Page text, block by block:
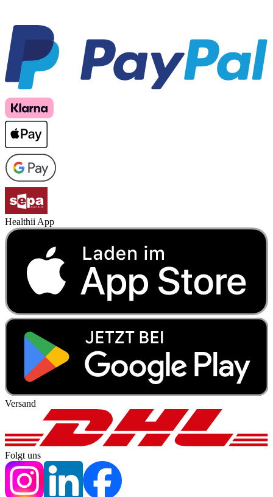
Healthii App
Versand
Folgt uns